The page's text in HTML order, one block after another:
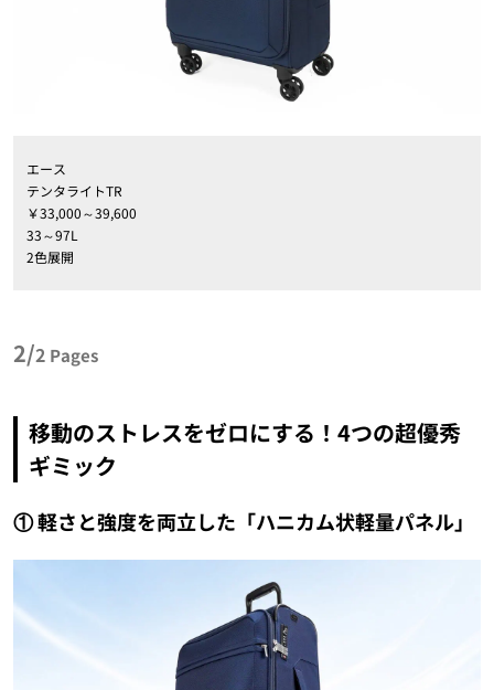
エース
テンタライトTR
￥33,000～39,600
33～97L
2色展開
2/2 Pages
移動のストレスをゼロにする！4つの超優秀
ギミック
① 軽さと強度を両立した「ハニカム状軽量パネル」